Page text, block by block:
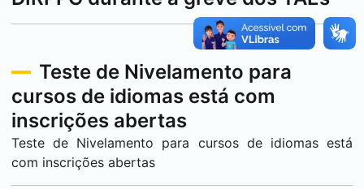
Teste de Nivelamento para
cursos de idiomas está com
inscrições abertas
Teste de Nivelamento para cursos de idiomas está
com inscrições abertas